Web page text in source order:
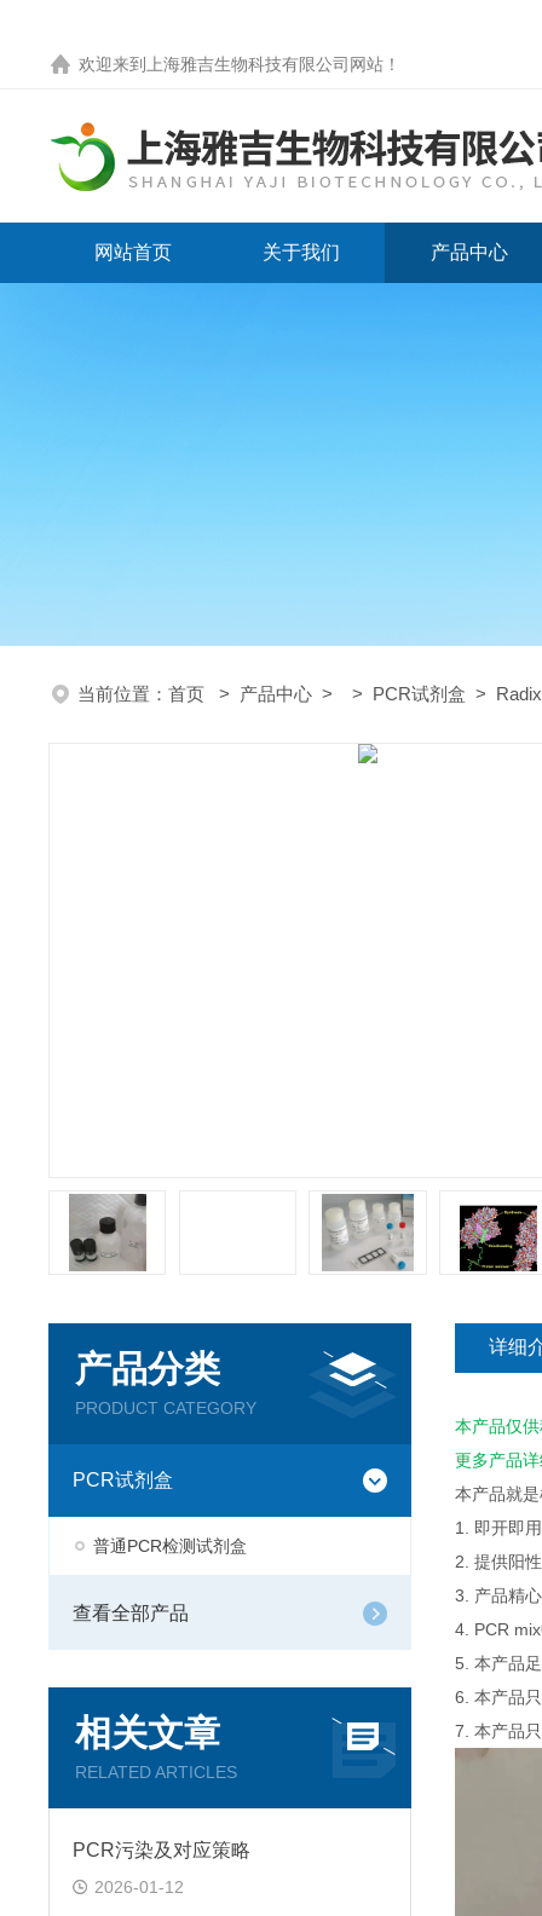
欢迎来到 上海雅吉生物科技有限公司网站 ！
网站首页 关于我们 产品中心
当前位置： 首页 > 产品中心 > > PCR试剂盒 >
产品分类
PRODUCT CATEGORY
PCR试剂盒
普通PCR检测试剂盒
查看全部产品
相关文章
RELATED ARTICLES
PCR污染及对应策略
2026-01-12
详细
本产品仅
更多产品
本产品就
1. 即开即
2. 提供阳
3. 产品精
4. PCR
5. 本产品
6. 本产品
7. 本产品